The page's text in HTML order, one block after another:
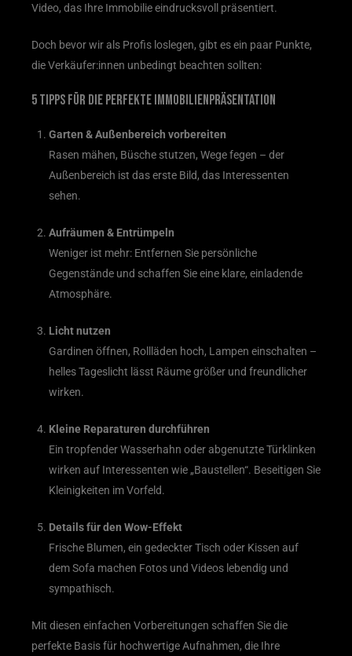
Video, das Ihre Immobilie eindrucksvoll präsentiert.
Doch bevor wir als Profis loslegen, gibt es ein paar Punkte,
die Verkäufer:innen unbedingt beachten sollten:
5 Tipps für die perfekte Immobilienpräsentation
Garten & Außenbereich vorbereiten
Rasen mähen, Büsche stutzen, Wege fegen – der
Außenbereich ist das erste Bild, das Interessenten
sehen.
Aufräumen & Entrümpeln
Weniger ist mehr: Entfernen Sie persönliche
Gegenstände und schaffen Sie eine klare, einladende
Atmosphäre.
Licht nutzen
Gardinen öffnen, Rollläden hoch, Lampen einschalten –
helles Tageslicht lässt Räume größer und freundlicher
wirken.
Kleine Reparaturen durchführen
Ein tropfender Wasserhahn oder abgenutzte Türklinken
wirken auf Interessenten wie „Baustellen“. Beseitigen Sie
Kleinigkeiten im Vorfeld.
Details für den Wow-Effekt
Frische Blumen, ein gedeckter Tisch oder Kissen auf
dem Sofa machen Fotos und Videos lebendig und
sympathisch.
Mit diesen einfachen Vorbereitungen schaffen Sie die
perfekte Basis für hochwertige Aufnahmen, die Ihre